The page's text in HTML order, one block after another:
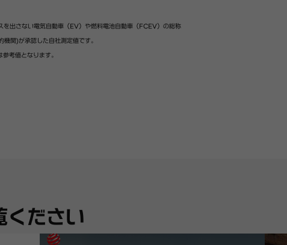
を出さない電気自動車（EV）や燃料電池自動車（FCEV）の総称
機関)が承認した自社測定値です。
考値となります。
ください